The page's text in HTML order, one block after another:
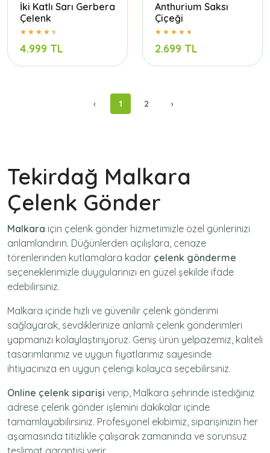
İki Katlı Sarı Gerbera
Çelenk
4.999 TL
Anthurium Saksı
Çiçeği
2.699 TL
‹ 1 2 ›
Tekirdağ Malkara
Çelenk Gönder
Malkara için çelenk gönder hizmetimizle özel günlerinizi
anlamlandırın. Düğünlerden açılışlara, cenaze
törenlerinden kutlamalara kadar çelenk gönderme
seçeneklerimizle duygularınızı en güzel şekilde ifade
edebilirsiniz.
Malkara içinde hızlı ve güvenilir çelenk gönderimi
sağlayarak, sevdiklerinize anlamlı çelenk gönderimleri
yapmanızı kolaylaştırıyoruz. Geniş ürün yelpazemiz, kaliteli
tasarımlarımız ve uygun fiyatlarımız sayesinde
ihtiyacınıza en uygun çelengi kolayca seçebilirsiniz.
Online çelenk siparişi verip, Malkara şehrinde istediğiniz
adrese çelenk gönder işlemini dakikalar içinde
tamamlayabilirsiniz. Profesyonel ekibimiz, siparişinizin her
aşamasında titizlikle çalışarak zamanında ve sorunsuz